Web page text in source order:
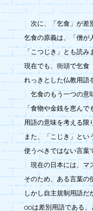
次に、「乞食」が差
乞食の原義は、「僧が
「こつじき」とも読み
現在でも、街頭で乞食
れっきとした仏教用語
乞食のもう一つの意
「食物や金銭を恵ん
用語の意味を考える限
また、「こじき」と
使うべきではない言葉
現在の日本には、マ
そのため、ある言葉の
しかし自主規制用語だ
○○は差別用語である